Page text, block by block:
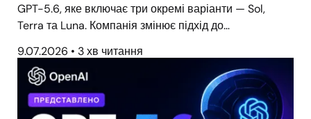
GPT-5.6, яке включає три окремі варіанти — Sol,
Terra та Luna. Компанія змінює підхід до…
9.07.2026 • 3 хв читання